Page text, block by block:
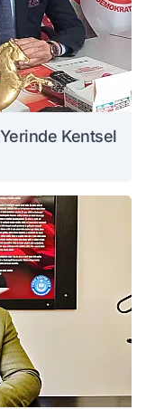
Kentsel